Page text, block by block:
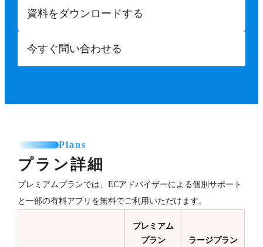
資料をダウンロードする
今すぐ問い合わせる
Plans
プラン詳細
プレミアムプランでは、ECアドバイザーによる個別サポート
と一部の有料アプリを無料でご利用いただけます。
プレミアム
プラン
ラージプラン